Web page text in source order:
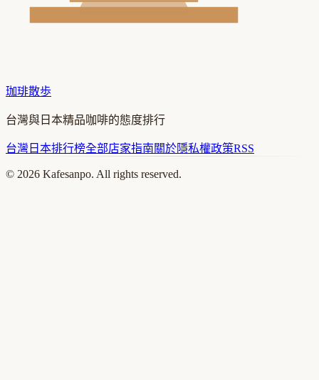
珈琲散歩
台灣與日本精品咖啡的態度排行
台灣 日本排行榜全部店家指南關於隱私權政策RSS
© 2026 Kafesanpo. All rights reserved.